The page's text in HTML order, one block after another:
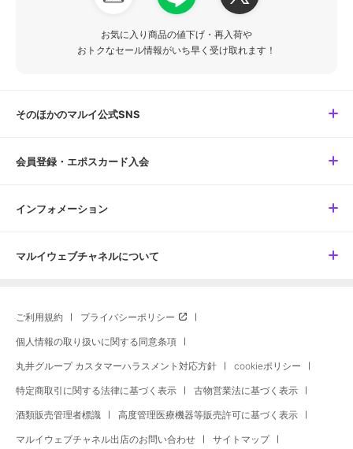
お気に入り商品の値下げ・再入荷や
おトクなセール情報がいち早く受け取れます！
そのほかのマルイ公式SNS
会員登録・エポスカード入会
インフォメーション
マルイウェブチャネルについて
ご利用規約 プライバシーポリシー
個人情報の取り扱いに関する同意条項
丸井グループ カスタマーハラスメント対応方針 cookieポリシー
特定商取引に関する法律に基づく表示 古物営業法に基づく表示
酒類販売管理者標識 高度管理医療機器等販売許可に基づく表示
マルイウェブチャネル出店のお問い合わせ サイトマップ